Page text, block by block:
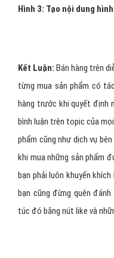
Hình 3: Tạo nội dung
Kết Luận: Bán hàng trên
từng mua sản phẩm có
hàng trước khi quyết định
bình luận trên topic của
phẩm cũng như dịch vụ
khi mua những sản phẩm
bạn phải luôn khuyến
bạn cũng đừng quên
túc đó bằng nút like và